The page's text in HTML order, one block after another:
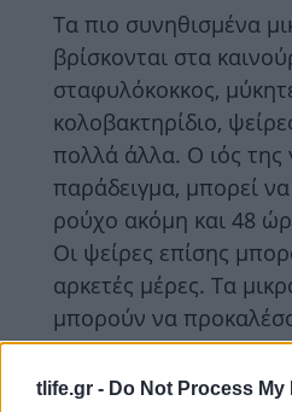
tlife.gr - Do Not Process
Τα πιο συνηθισμένα
βρίσκονται στα
σταφυλόκοκκος,
κολοβακτηρίδιο,
πολλά άλλα. Ο ιός της
παράδειγμα, μπορεί
ρούχο ακόμη και 48
Οι ψείρες επίσης
αρκετές μέρες. Τα
μπορούν να
δερματίτιδες,
πνευμονίες.